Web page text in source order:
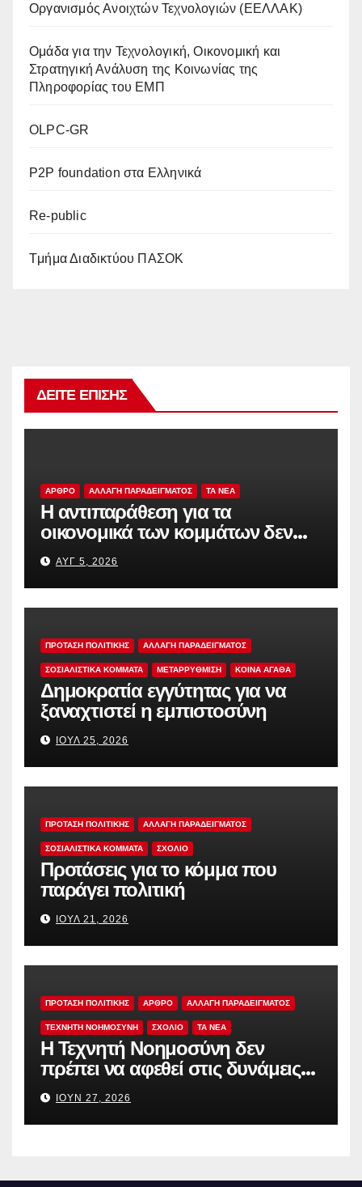
Οργανισμός Ανοιχτών Τεχνολογιών (ΕΕΛΛΑΚ)
Oμάδα για την Τεχνολογική, Οικονομική και
Στρατηγική Ανάλυση της Κοινωνίας της
Πληροφορίας του ΕΜΠ
OLPC-GR
P2P foundation στα Ελληνικά
Re-public
Tμήμα Διαδικτύου ΠΑΣΟΚ
ΔΕΊΤΕ ΕΠΊΣΗΣ
ΑΡΘΡΟ ΑΛΛΑΓΗ ΠΑΡΑΔΕΙΓΜΑΤΟΣ TA NEA
Η αντιπαράθεση για τα
οικονομικά των κομμάτων δεν
αρκεί
ΑΥΓ 5, 2026
ΠΡΟΤΑΣΗ ΠΟΛΙΤΙΚΗΣ ΑΛΛΑΓΗ ΠΑΡΑΔΕΙΓΜΑΤΟΣ
ΣΟΣΙΑΛΙΣΤΙΚΆ ΚΌΜΜΑΤΑ ΜΕΤΑΡΡΥΘΜΙΣΗ ΚΟΙΝΑ ΑΓΑΘΑ
Δημοκρατία εγγύτητας για να
ξαναχτιστεί η εμπιστοσύνη
ΙΟΎΛ 25, 2026
ΠΡΟΤΑΣΗ ΠΟΛΙΤΙΚΗΣ ΑΛΛΑΓΗ ΠΑΡΑΔΕΙΓΜΑΤΟΣ
ΣΟΣΙΑΛΙΣΤΙΚΆ ΚΌΜΜΑΤΑ ΣΧΟΛΙΟ
Προτάσεις για το κόμμα που
παράγει πολιτική
ΙΟΎΛ 21, 2026
ΠΡΟΤΑΣΗ ΠΟΛΙΤΙΚΗΣ ΑΡΘΡΟ ΑΛΛΑΓΗ ΠΑΡΑΔΕΙΓΜΑΤΟΣ
ΤΕΧΝΗΤΗ ΝΟΗΜΟΣΥΝΗ ΣΧΟΛΙΟ TA NEA
Η Τεχνητή Νοημοσύνη δεν
πρέπει να αφεθεί στις δυνάμεις
της αγοράς
ΙΟΎΝ 27, 2026